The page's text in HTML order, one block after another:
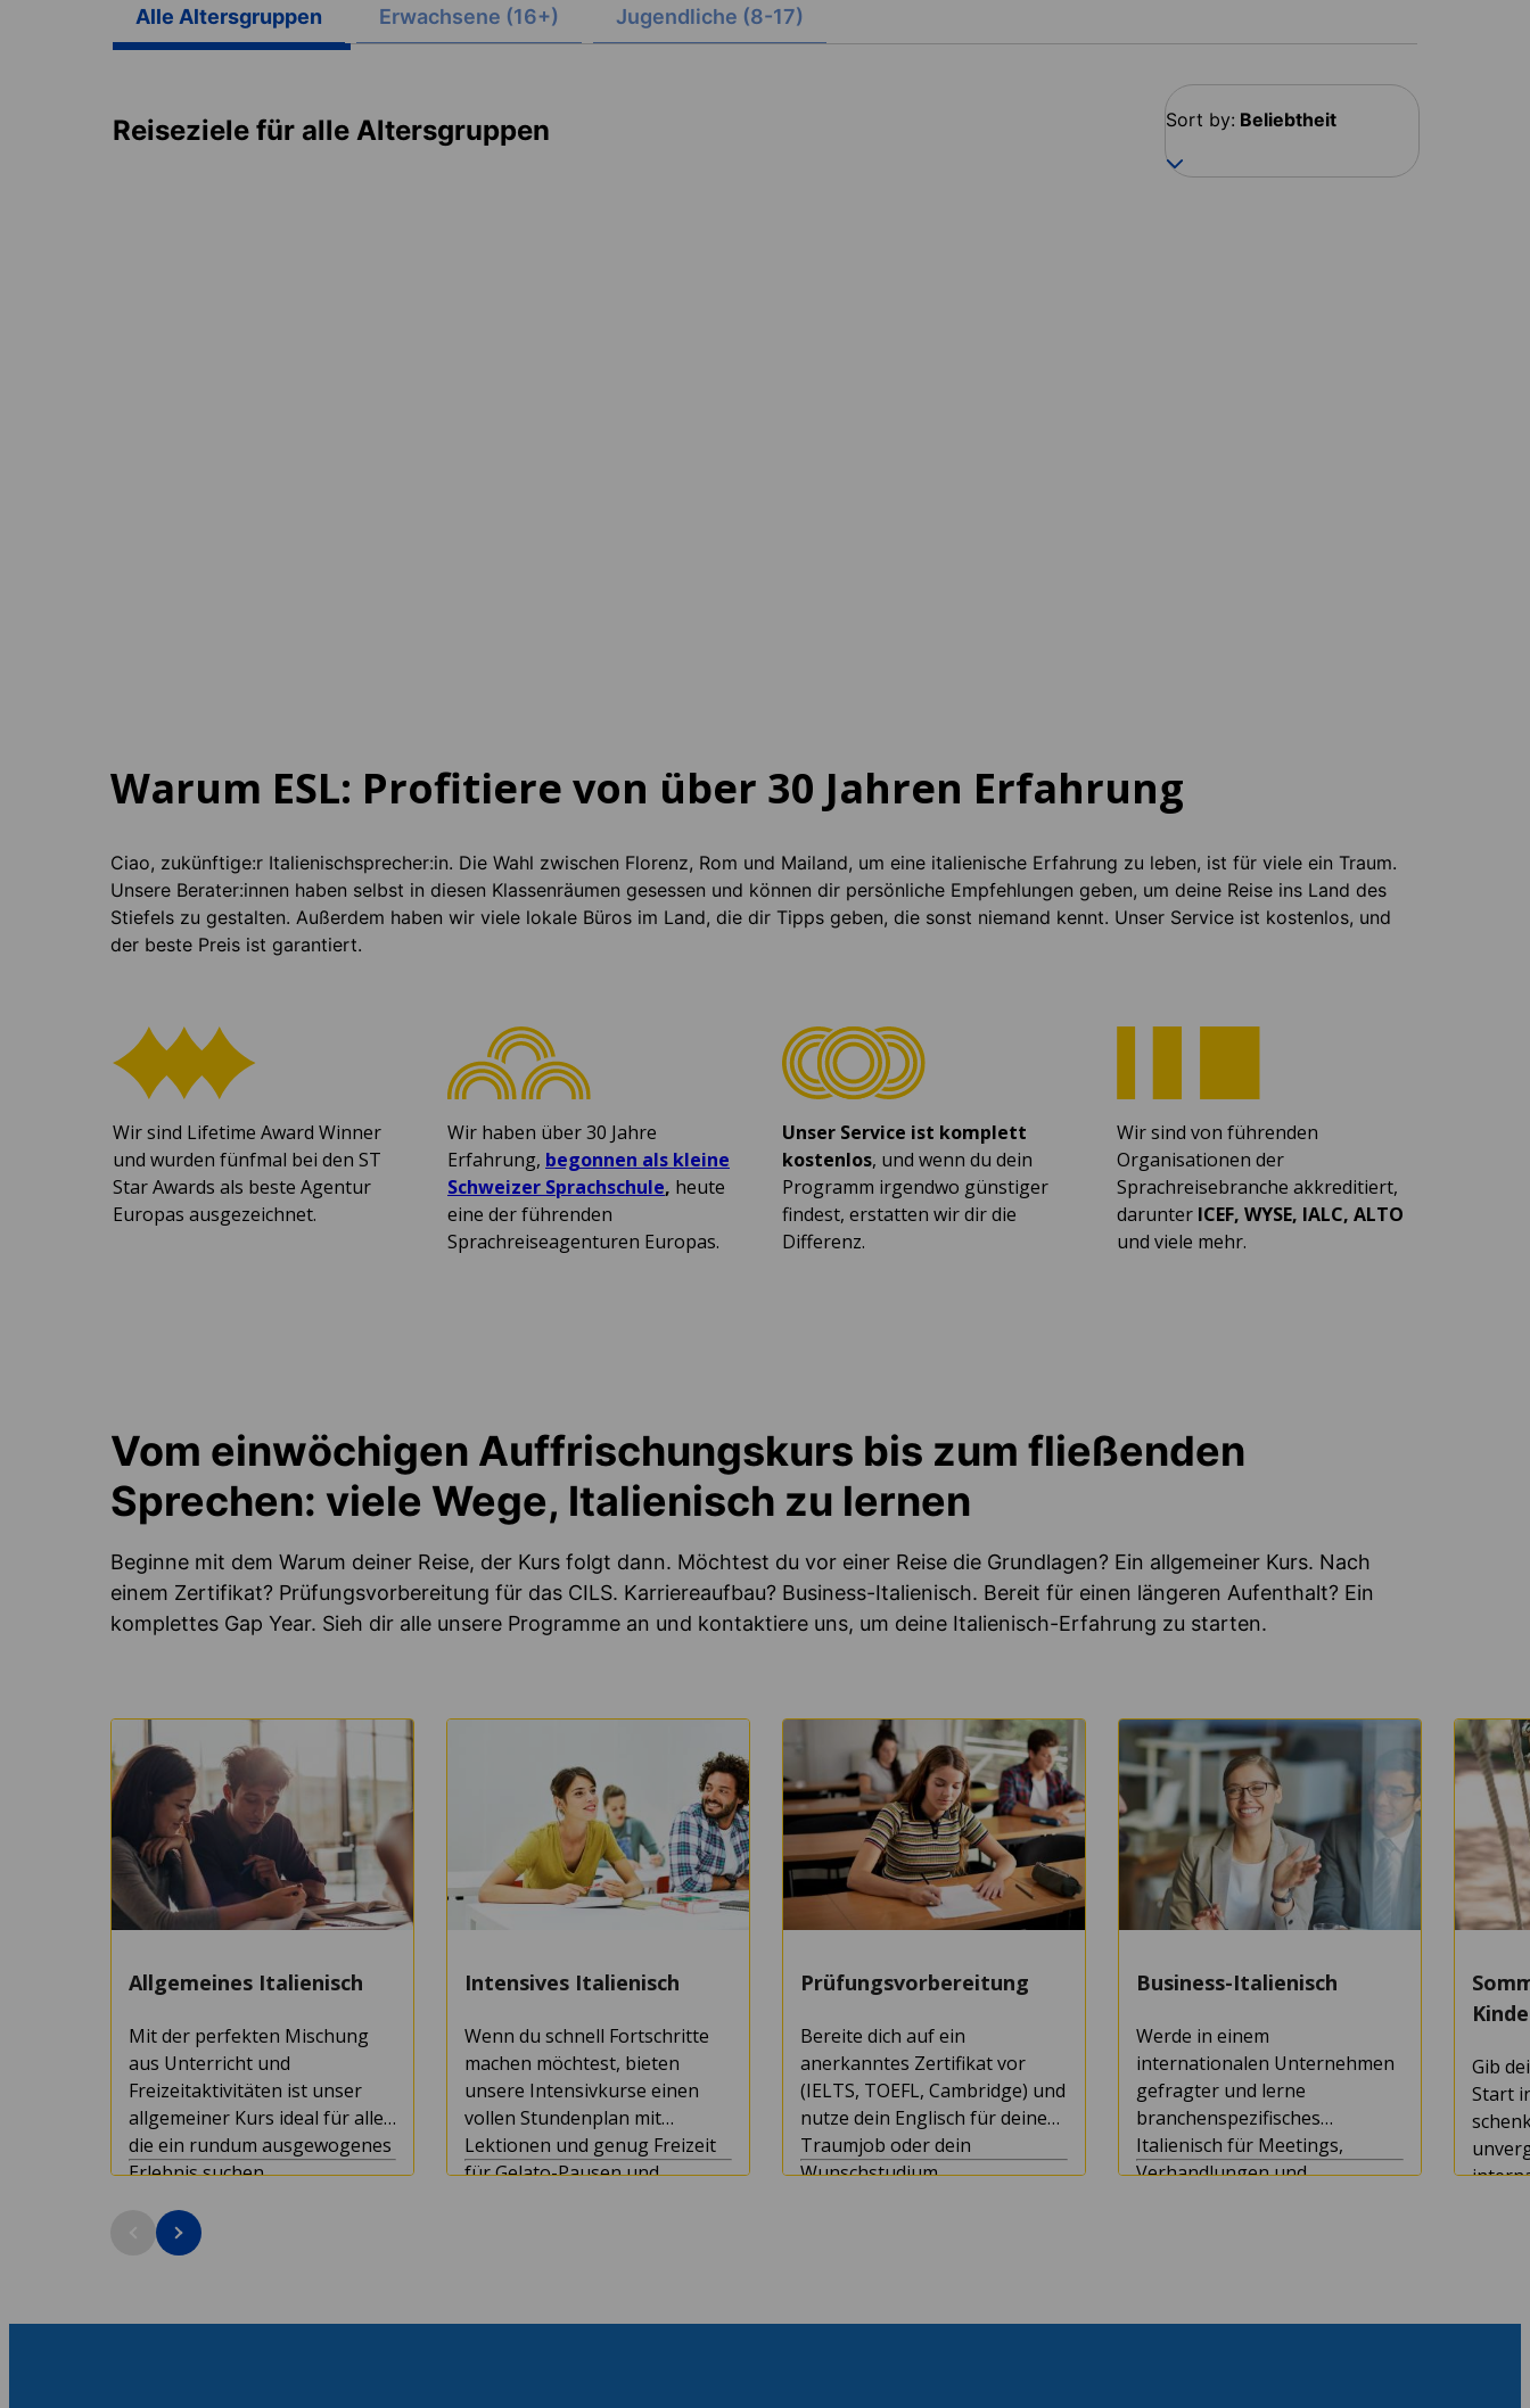
Alle Altersgruppen Erwachsene (16+) Jugendliche (8-17)
Reiseziele für alle Altersgruppen Sort by: Beliebtheit
Warum ESL: Profitiere von über 30 Jahren Erfahrung
Ciao, zukünftige:r Italienischsprecher:in. Die Wahl zwischen Florenz, Rom und Mailand, um eine italienische Erfahrung zu leben, ist für viele ein Traum.
Unsere Berater:innen haben selbst in diesen Klassenräumen gesessen und können dir persönliche Empfehlungen geben, um deine Reise ins Land des
Stiefels zu gestalten. Außerdem haben wir viele lokale Büros im Land, die dir Tipps geben, die sonst niemand kennt. Unser Service ist kostenlos, und
der beste Preis ist garantiert.
Wir sind Lifetime Award Winner
und wurden fünfmal bei den ST
Star Awards als beste Agentur
Europas ausgezeichnet.
Wir haben über 30 Jahre
Erfahrung, begonnen als kleine
Schweizer Sprachschule, heute
eine der führenden
Sprachreiseagenturen Europas.
Unser Service ist komplett
kostenlos, und wenn du dein
Programm irgendwo günstiger
findest, erstatten wir dir die
Differenz.
Wir sind von führenden
Organisationen der
Sprachreisebranche akkreditiert,
darunter ICEF, WYSE, IALC, ALTO
und viele mehr.
Vom einwöchigen Auffrischungskurs bis zum fließenden
Sprechen: viele Wege, Italienisch zu lernen
Beginne mit dem Warum deiner Reise, der Kurs folgt dann. Möchtest du vor einer Reise die Grundlagen? Ein allgemeiner Kurs. Nach
einem Zertifikat? Prüfungsvorbereitung für das CILS. Karriereaufbau? Business-Italienisch. Bereit für einen längeren Aufenthalt? Ein
komplettes Gap Year. Sieh dir alle unsere Programme an und kontaktiere uns, um deine Italienisch-Erfahrung zu starten.
Allgemeines Italienisch
Mit der perfekten Mischung
aus Unterricht und
Freizeitaktivitäten ist unser
allgemeiner Kurs ideal für alle,
die ein rundum ausgewogenes
Erlebnis suchen.
Mindestalter: 16
Intensives Italienisch
Wenn du schnell Fortschritte
machen möchtest, bieten
unsere Intensivkurse einen
vollen Stundenplan mit
Lektionen und genug Freizeit
für Gelato-Pausen und
Prüfungsvorbereitung
Bereite dich auf ein
anerkanntes Zertifikat vor
(IELTS, TOEFL, Cambridge) und
nutze dein Englisch für deinen
Traumjob oder dein
Wunschstudium.
Business-Italienisch
Werde in einem
internationalen Unternehmen
gefragter und lerne
branchenspezifisches
Italienisch für Meetings,
Verhandlungen und
Gib
Start